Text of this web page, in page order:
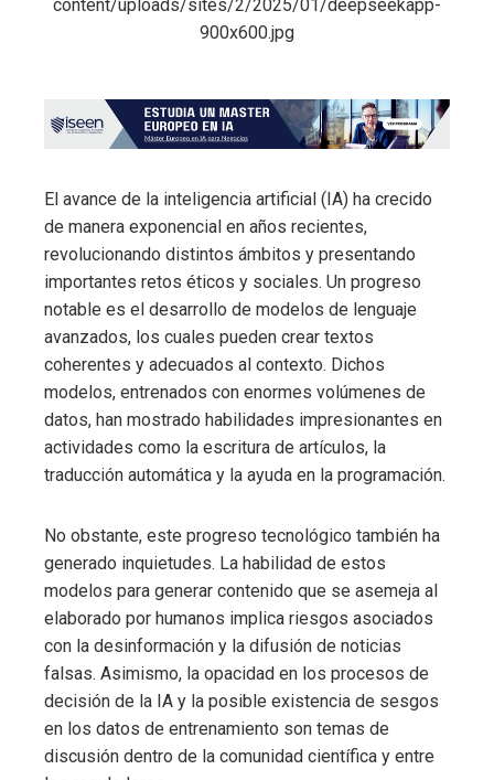
El avance de la inteligencia artificial (IA) ha crecido
de manera exponencial en años recientes,
revolucionando distintos ámbitos y presentando
importantes retos éticos y sociales. Un progreso
notable es el desarrollo de modelos de lenguaje
avanzados, los cuales pueden crear textos
coherentes y adecuados al contexto. Dichos
modelos, entrenados con enormes volúmenes de
datos, han mostrado habilidades impresionantes en
actividades como la escritura de artículos, la
traducción automática y la ayuda en la programación.
No obstante, este progreso tecnológico también ha
generado inquietudes. La habilidad de estos
modelos para generar contenido que se asemeja al
elaborado por humanos implica riesgos asociados
con la desinformación y la difusión de noticias
falsas. Asimismo, la opacidad en los procesos de
decisión de la IA y la posible existencia de sesgos
en los datos de entrenamiento son temas de
discusión dentro de la comunidad científica y entre